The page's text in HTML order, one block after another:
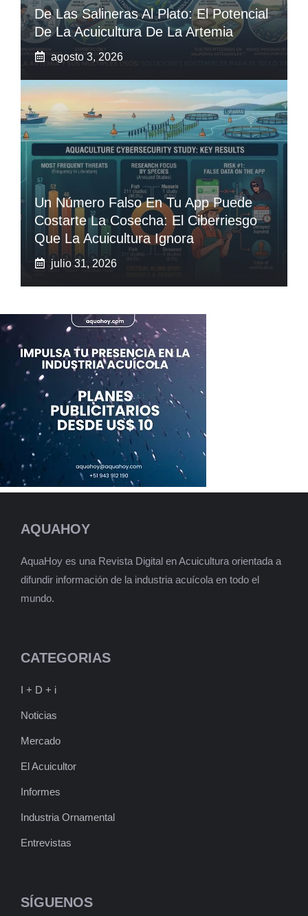
De Las Salineras Al Plato: El Potencial
De La Acuicultura De La Artemia
agosto 3, 2026
Un Número Falso En Tu App Puede
Costarte La Cosecha: El Ciberriesgo
Que La Acuicultura Ignora
julio 31, 2026
AQUAHOY
AquaHoy es una Revista Digital en Acuicultura orientada a
difundir información de la industria acuícola en todo el
mundo.
CATEGORIAS
I + D + i
Noticias
Mercado
El Acuicultor
Informes
Industria Ornamental
Entrevistas
SÍGUENOS